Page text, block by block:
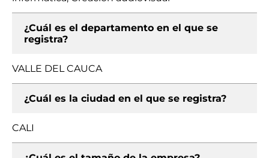
¿Cuál es el departamento en el que se
registra?
VALLE DEL CAUCA
¿Cuál es la ciudad en el que se registra?
CALI